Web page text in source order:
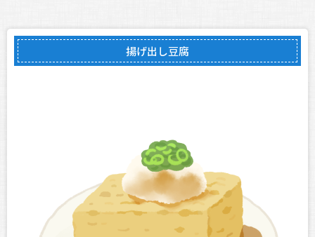
揚げ出し豆腐